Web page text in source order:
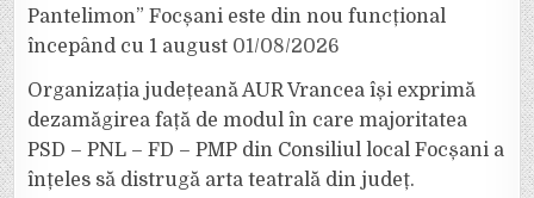
Pantelimon” Focșani este din nou funcțional
începând cu 1 august 01/08/2026
Organizația județeană AUR Vrancea își exprimă
dezamăgirea față de modul în care majoritatea
PSD – PNL – FD – PMP din Consiliul local Focșani a
înțeles să distrugă arta teatrală din județ.